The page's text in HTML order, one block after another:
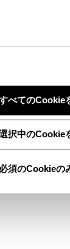
べてのCookie
択中のCookie
必須のCookieの
を選
お問い合